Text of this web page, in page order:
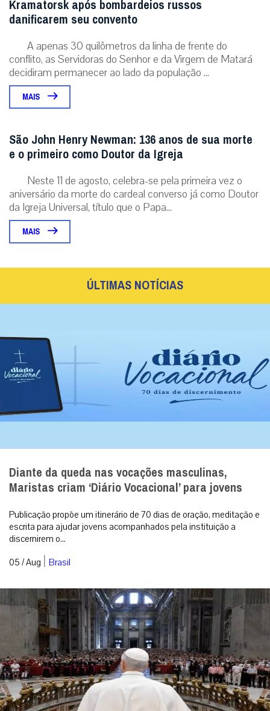
Kramatorsk após bombardeios russos
danificarem seu convento
A apenas 30 quilômetros da linha de frente do
conflito, as Servidoras do Senhor e da Virgem de Matará
decidiram permanecer ao lado da população ...
MAIS
São John Henry Newman: 136 anos de sua morte
e o primeiro como Doutor da Igreja
Neste 11 de agosto, celebra-se pela primeira vez o
aniversário da morte do cardeal converso já como Doutor
da Igreja Universal, título que o Papa...
MAIS
ÚLTIMAS NOTÍCIAS
Diante da queda nas vocações masculinas,
Maristas criam ‘Diário Vocacional’ para jovens
Publicação propõe um itinerário de 70 dias de oração, meditação e
escrita para ajudar jovens acompanhados pela instituição a
discernirem o...
05 / Aug | Brasil